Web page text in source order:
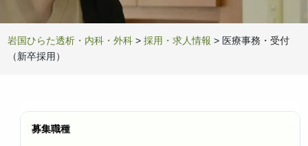
岩国ひらた透析・内科・外科> 採用・求人情報 > 医療事務・受付
（新卒採用）
募集職種